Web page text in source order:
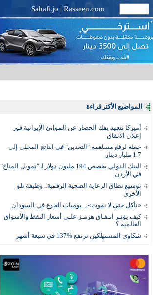
Sahafi.jo | Rasseen.com
المواضيع الأكثر قراءة
أميركا تتعهد بفك الحصار عن الموانئ الإيرانية فور
إعلان الاتفاق
خطة لرفع مساهمة "التعدين" في الناتج المحلي إلى
1.7 مليار دينار
البنك الدولي يخصص 194 مليون دولار لـ"تمويل المناخ"
في الأردن
توسيع نطاق الرعاية الصحية الرقمية.. وظيفة تلو
الأخرى
«نأكل حتى لا نموت»... يوميات الجوع في السودان
كيف يؤثـر اتـفـاق هرمـز علـى أسعار النفط والأسواق
العالمية ؟
شكاوى المستهلكين ترتفع %137 في سبعة أشهر